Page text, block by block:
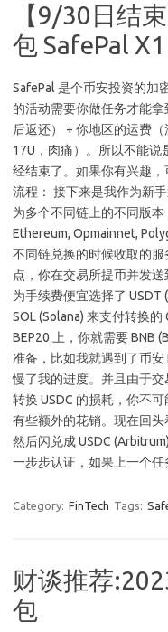
【9/30日结
包 SafePal
SafePal 是个币安投资的加
的活动需要你做任务才能
后返还） + 你地区的运费
17U，肉痛）。所以不能说
经结束了。如果你有兴趣
流程： 接下来是我作为新
为多个不同链上的不同版
Ethereum, Opmainnet,
不同链兑换的时候收取的
点，你在交易所提币并发
为手续费便宜选择了
SOL (Solana) 来支付转换
BEP20 上，你就需要 BNB
准备，比如我就遇到了币
慢了我的进度。并且由于
转换 USDC 的损耗，你不
有些额外的花销。现在回头
然后闪兑成 USDC
一步步认证，如果上一个
Category: FinTech Tags:
财谈推荐
包